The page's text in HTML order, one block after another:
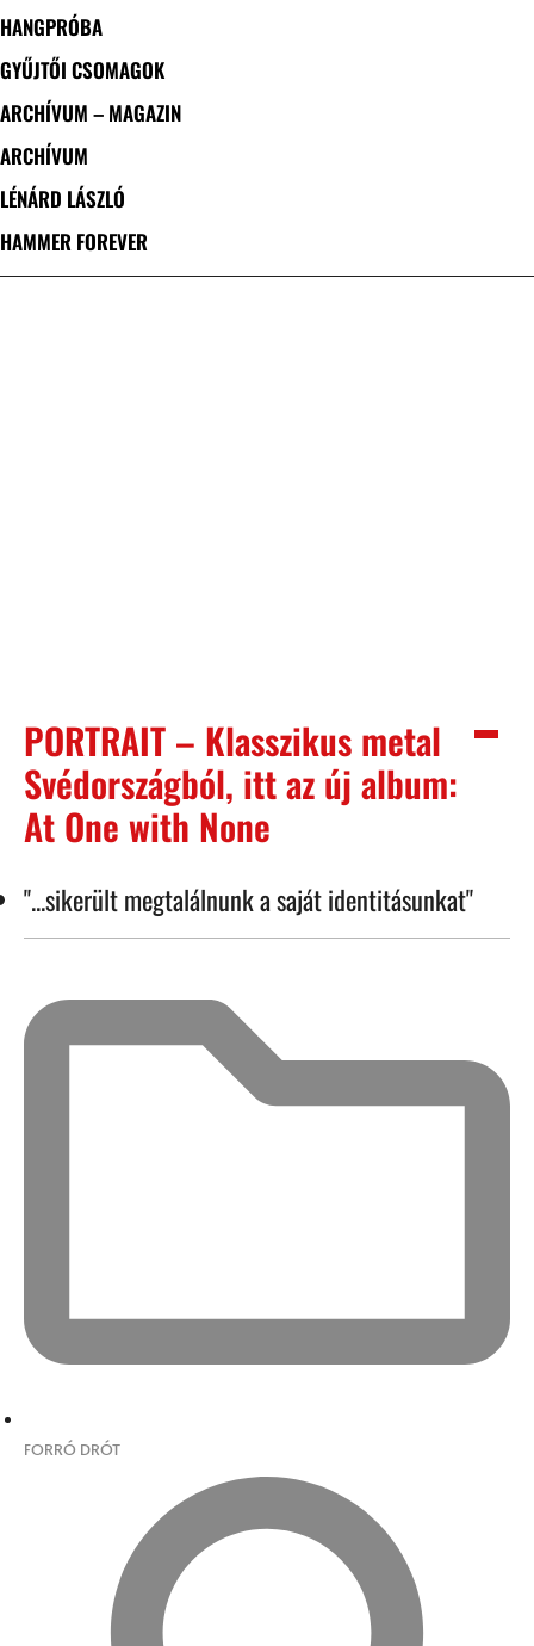
HANGPRÓBA
GYŰJTŐI CSOMAGOK
ARCHÍVUM – MAGAZIN
ARCHÍVUM
LÉNÁRD LÁSZLÓ
HAMMER FOREVER
PORTRAIT – Klasszikus metal
Svédországból, itt az új album:
At One with None
"...sikerült megtalálnunk a saját identitásunkat"
FORRÓ DRÓT